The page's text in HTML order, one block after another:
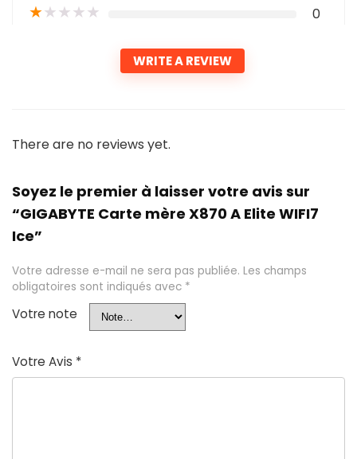
★★★★★ 0
WRITE A REVIEW
There are no reviews yet.
Soyez le premier à laisser votre avis sur
“GIGABYTE Carte mère X870 A Elite WIFI7
Ice”
Votre adresse e-mail ne sera pas publiée. Les champs
obligatoires sont indiqués avec *
Votre note
Votre Avis *